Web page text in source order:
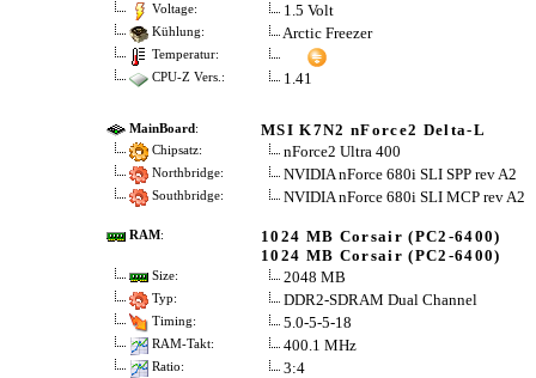
Voltage: 1.5 Volt
Kühlung: Arctic Freezer
Temperatur:
CPU-Z Vers.:
1.41
MainBoard: MSI K7N2 nForce2 Delta-L
Chipsatz: nForce2 Ultra 400
Northbridge: NVIDIA nForce 680i SLI SPP rev A2
Southbridge: NVIDIA nForce 680i SLI MCP rev A2
RAM:
1024 MB Corsair (PC2-6400)
1024 MB Corsair (PC2-6400)
Size: 2048 MB
Typ: DDR2-SDRAM Dual Channel
Timing: 5.0-5-5-18
RAM-Takt: 400.1 MHz
Ratio: 3:4